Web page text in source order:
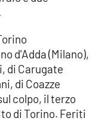
d'Adda (Milano),
di Carugate
di Coazze
colpo, il terzo
di Torino. Feriti